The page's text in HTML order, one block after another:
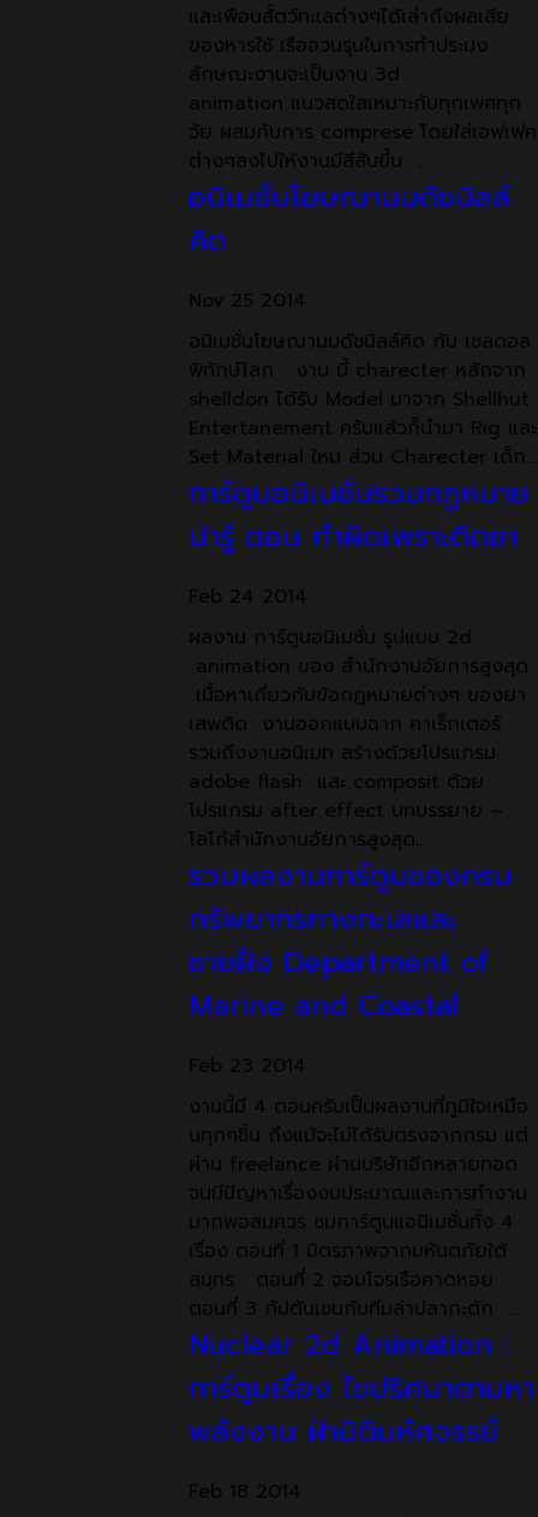
และเพือนสั้ตว์ทะเลต่างๆได้เล่าถึงผลเสีย
ของหารใช้ เรืออวนรุนในการทำประมง
ลักษณะงานจะเป็นงาน 3d
animation แนวสดใสเหมาะกับทุกเพศทุก
วัย ผสมกับการ comprese โดยใส่เอฟเฟค
ต่างๆลงไปให้งานมีสีสันขึ้น …
อนิเมชั่นโฆษณานมดัชมิลล์
คิด
Nov 25 2014
อนิเมชั่นโฆษณานมดัชมิลล์คิด กับ เชลดอล
พิทักษ์โลก งาน นี้ charecter หลักจาก
shelldon ได้รับ Model มาจาก Shellhut
Entertanement ครับแล้วก็นำมา Rig และ
Set Material ใหม ส่วน Charecter เด็ก…
การ์ตูนอนิเมชั่นรวมกฏหมาย
น่ารู้ ตอน ทำผิดเพราะติดยา
Feb 24 2014
ผลงาน การ์ตูนอนิเมชั่น รูปแบบ 2d
animation ของ สำนักงานอัยการสูงสุด
เนื้อหาเกี่ยวกับข้อกฎหมายต่างๆ ของยา
เสพติด งานออกแบบฉาก คาเร็กเตอร์
รวมถึงงานอนิเมท สร้างด้วยโปรแกรม
adobe flash และ composit ด้วย
โปรแกรม after effect บทบรรยาย –
โลโก้สำนักงานอัยการสูงสุด…
รวมผลงานการ์ตูนของกรม
ทรัพยากรทางทะเลและ
ชายฝั่ง Department of
Marine and Coastal
Feb 23 2014
งานนี้มี 4 ตอนครับเป็นผลงานที่ภูมิใจเหมือ
นทุกๆชิ้น ถึงแม้จะไม่ได้รับตรงจากกรม แต่
ผ่าน freelance ผ่านบริษัทอีกหลายทอด
จนมีปัญหาเรื่องงบประมาณและการทำงาน
มากพอสมควร ชมการ์ตูนแอนิเมชั่นทั้ง 4
เรื่อง ตอนที่ 1 มิตรภาพจากมหันตภัยใต้
สมุทร ตอนที่ 2 จอมโจรเรือคาดหอย
ตอนที่ 3 กัปตันเชนกับทีมล่าปลากะตัก …
Nuclear 2d Animation :
การ์ตูนเรื่อง ไขปริศนาตามหา
พลังงาน ฝ่ามิติมหัศจรรย์
Feb 18 2014